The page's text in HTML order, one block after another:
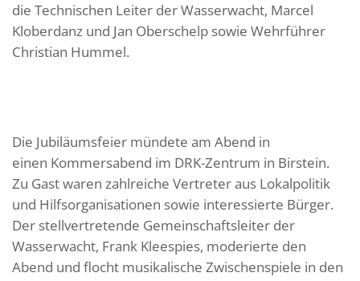
die Technischen Leiter der Wasserwacht, Marcel
Kloberdanz und Jan Oberschelp sowie Wehrführer
Christian Hummel.
Die Jubiläumsfeier mündete am Abend in
einen Kommersabend im DRK-Zentrum in Birstein.
Zu Gast waren zahlreiche Vertreter aus Lokalpolitik
und Hilfsorganisationen sowie interessierte Bürger.
Der stellvertretende Gemeinschaftsleiter der
Wasserwacht, Frank Kleespies, moderierte den
Abend und flocht musikalische Zwischenspiele in den